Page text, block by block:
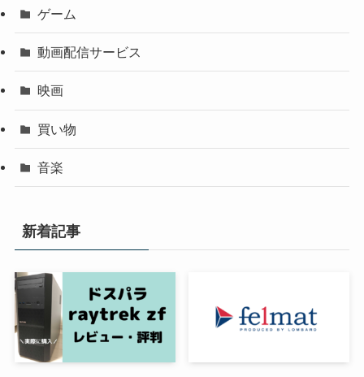
ゲーム
動画配信サービス
映画
買い物
音楽
新着記事